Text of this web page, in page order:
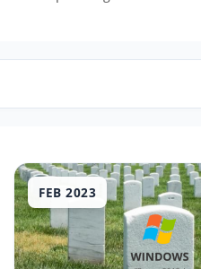
FEB 2023